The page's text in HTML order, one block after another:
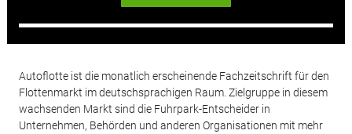
Autoflotte ist die monatlich erscheinende Fachzeitschrift für den
Flottenmarkt im deutschsprachigen Raum. Zielgruppe in diesem
wachsenden Markt sind die Fuhrpark-Entscheider in
Unternehmen, Behörden und anderen Organisationen mit mehr